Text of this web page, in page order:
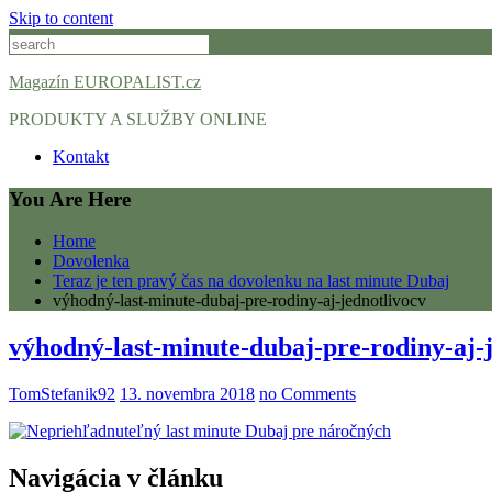
Skip to content
Magazín EUROPALIST.cz
PRODUKTY A SLUŽBY ONLINE
Kontakt
You Are Here
Home
Dovolenka
Teraz je ten pravý čas na dovolenku na last minute Dubaj
výhodný-last-minute-dubaj-pre-rodiny-aj-jednotlivocv
výhodný-last-minute-dubaj-pre-rodiny-
TomStefanik92 13. novembra 2018 no Comments
Navigácia v článku